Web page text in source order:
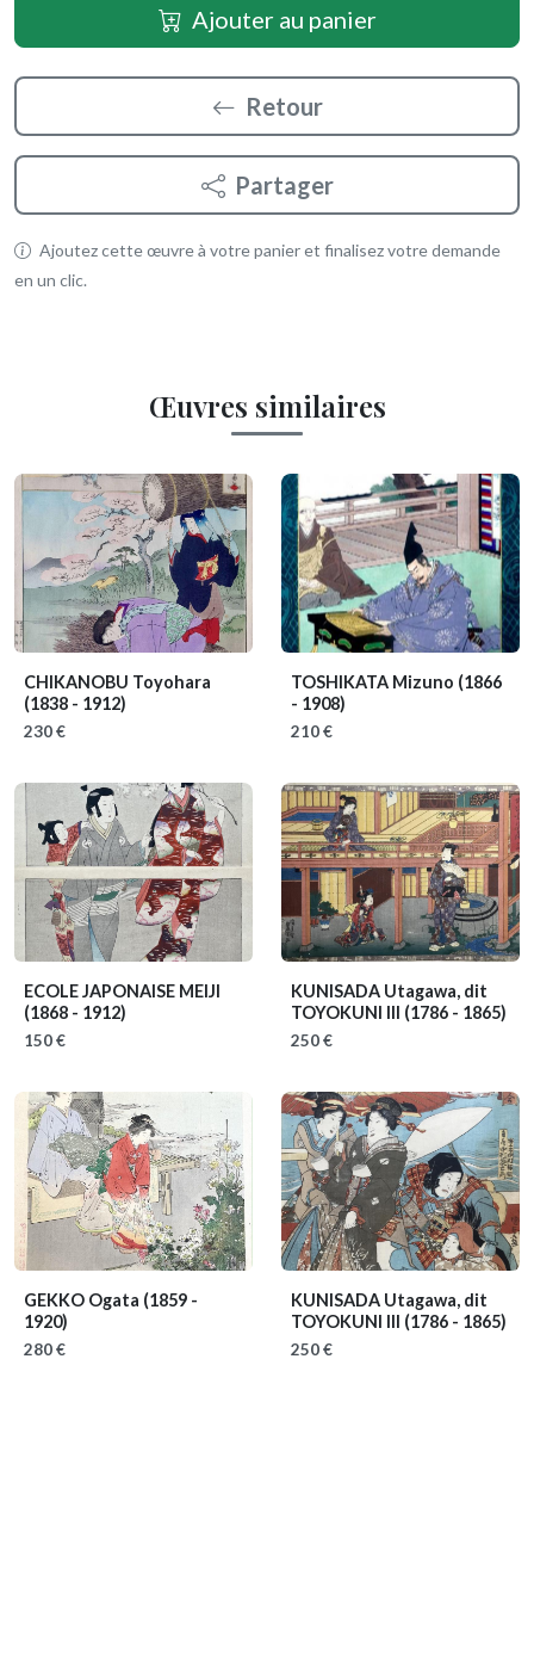
Ajouter au panier
Retour
Partager
Ajoutez cette œuvre à votre panier et finalisez votre demande
en un clic.
Œuvres similaires
CHIKANOBU Toyohara
(1838 - 1912)
230 €
TOSHIKATA Mizuno (1866
- 1908)
210 €
ECOLE JAPONAISE MEIJI
(1868 - 1912)
150 €
KUNISADA Utagawa, dit
TOYOKUNI III (1786 - 1865)
250 €
GEKKO Ogata (1859 -
1920)
280 €
KUNISADA Utagawa, dit
TOYOKUNI III (1786 - 1865)
250 €